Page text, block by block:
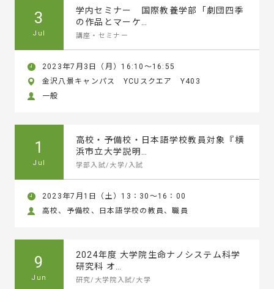
3
Jul
学内セミナー 国際教養学部「劇団四季
の作品とマーケ…
講座・セミナー
2023年7月3日（月）16:10～16:55
金沢八景キャンパス YCUスクエア Y403
一般
1
Jul
高校・予備校・日本語学校教員対象『横
浜市立大学説明…
学部入試/大学/入試
2023年7月1日（土）13：30～16：00
高校、予備校、日本語学校の教員、職員
9
Jun
2024年度 大学院生命ナノシステム科学
研究科 オ…
研究/大学院入試/大学